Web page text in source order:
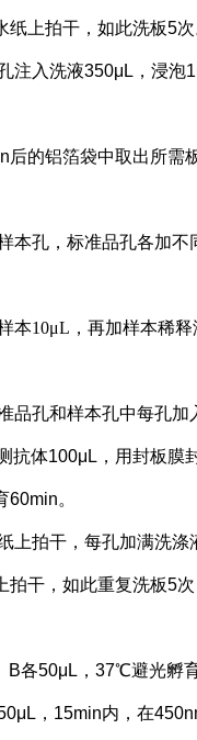
上拍干，如此洗板5次
注入洗液350μL，浸泡
后的铝箔袋中取出所需
本孔 ，标准品孔各加
本10μL，再加样本稀释
品孔和样本孔中每孔加
抗体100μL，用封板膜
。
上拍干，每孔加满洗涤
拍干，如此重复洗板5
B各50μL，37℃避光孵育
，15min内，在